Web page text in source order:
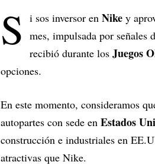
S i sos inversor en Nike y
mes, impulsada por señales
recibió durante los Juegos
opciones.
En este momento, consideramos
autopartes con sede en Estados
construcción e industriales en
atractivas que Nike.